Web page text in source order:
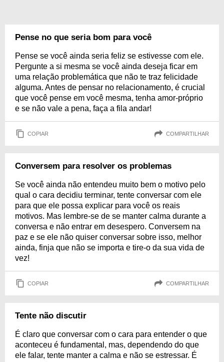
Pense no que seria bom para você
Pense se você ainda seria feliz se estivesse com ele.
Pergunte a si mesma se você ainda deseja ficar em
uma relação problemática que não te traz felicidade
alguma. Antes de pensar no relacionamento, é crucial
que você pense em você mesma, tenha amor-próprio
e se não vale a pena, faça a fila andar!
COPIAR COMPARTILHAR
Conversem para resolver os problemas
Se você ainda não entendeu muito bem o motivo pelo
qual o cara decidiu terminar, tente conversar com ele
para que ele possa explicar para você os reais
motivos. Mas lembre-se de se manter calma durante a
conversa e não entrar em desespero. Conversem na
paz e se ele não quiser conversar sobre isso, melhor
ainda, finja que não se importa e tire-o da sua vida de
vez!
COPIAR COMPARTILHAR
Tente não discutir
É claro que conversar com o cara para entender o que
aconteceu é fundamental, mas, dependendo do que
ele falar, tente manter a calma e não se estressar. É